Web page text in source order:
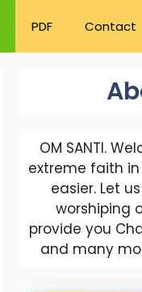
PDF Contact
OM SANTI.
extreme faith
easier. Let
worshiping
provide you
and many